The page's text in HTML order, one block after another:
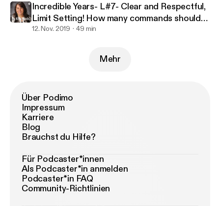
Incredible Years- L#7- Clear and Respectful,
Limit Setting! How many commands should
we give?
12. Nov. 2019 49 min
Mehr
Über Podimo
Impressum
Karriere
Blog
Brauchst du Hilfe?
Für Podcaster*innen
Als Podcaster*in anmelden
Podcaster*in FAQ
Community-Richtlinien